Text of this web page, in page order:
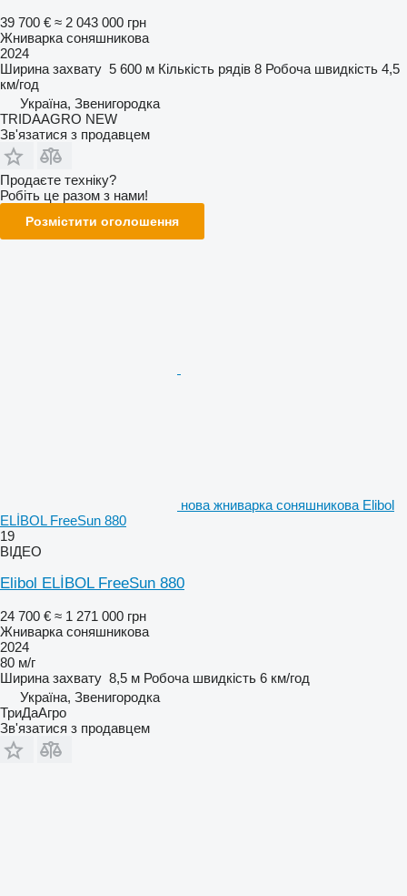
39 700 € ≈ 2 043 000 грн
Жниварка соняшникова
2024
Ширина захвату 5 600 м Кількість рядів 8 Робоча швидкість 4,5
км/год
Україна, Звенигородка
TRIDAAGRO NEW
Зв'язатися з продавцем
Продаєте техніку?
Робіть це разом з нами!
Розмістити оголошення
нова жниварка соняшникова Elibol
ELİBOL FreeSun 880
19
ВІДЕО
Elibol ELİBOL FreeSun 880
24 700 € ≈ 1 271 000 грн
Жниварка соняшникова
2024
80 м/г
Ширина захвату 8,5 м Робоча швидкість 6 км/год
Україна, Звенигородка
ТриДаАгро
Зв'язатися з продавцем